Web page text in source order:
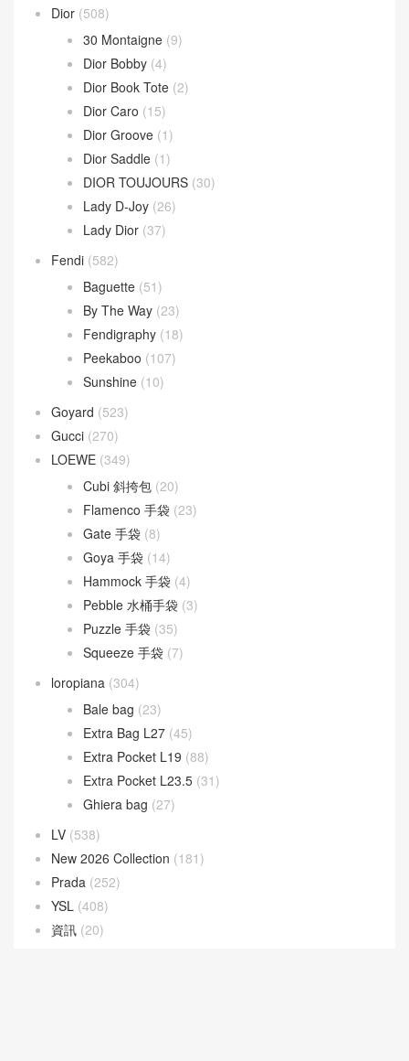
文章類目
(594)
Andiamo(30)
Andiamo 手拿包(2)
Hop 斜挎包 (4)
Jodie 手提包 (17)
Loop 斜挎包 (4)
Parachute Bag(10)
Sardine Hobo(4)
Wallace Bag(10)
Celine (340)
Chanel(669)
Dior
(508)
30 Montaigne(9)
Dior Bobby(4)
Dior Book Tote
Dior Caro
Dior Groove
Dior Saddle
DIOR TOUJOURS
Lady D-Joy(26)
Lady Dior(37)
Fendi(582)
Baguette(51)
By The Way (23)
Fendigraphy(18)
Peekaboo (107)
Sunshine(10)
Goyard(523)
Gucci (270)
LOEWE(349)
Cubi 斜挎包(20)
Flamenco 手袋 (23)
Gate 手袋
Goya 手袋(14)
Hammock 手袋
Pebble 水桶手袋
Puzzle 手袋